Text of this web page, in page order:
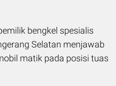
bengkel spesialis
Selatan menjawab
matik pada posisi tuas